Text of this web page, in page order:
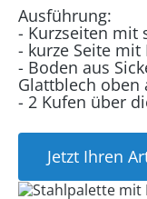
Ausführung:
- Kurzseiten mit
- kurze Seite
- Boden aus
Glattblech oben
- 2 Kufen über
Jetzt Ihren